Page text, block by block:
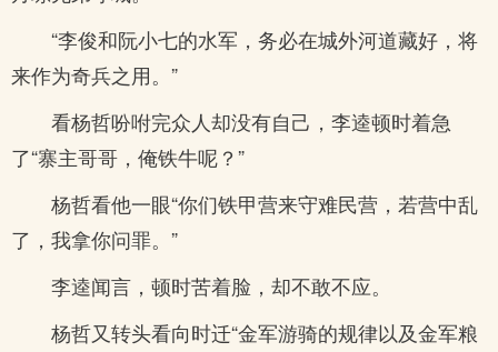
“李俊和阮小七的水军，务必在城外河道藏好，将
来作为奇兵之用。”
看杨哲吩咐完众人却没有自己，李逵顿时着急
了“寨主哥哥，俺铁牛呢？”
杨哲看他一眼“你们铁甲营来守难民营，若营中乱
了，我拿你问罪。”
李逵闻言，顿时苦着脸，却不敢不应。
杨哲又转头看向时迁“金军游骑的规律以及金军粮